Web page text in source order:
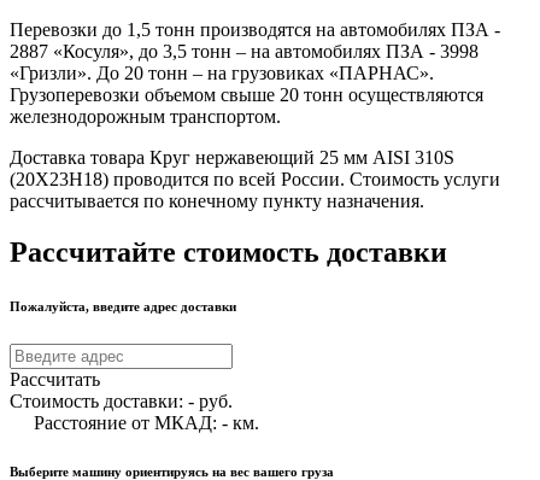
Перевозки до 1,5 тонн производятся на автомобилях ПЗА -
2887 «Косуля», до 3,5 тонн – на автомобилях ПЗА - 3998
«Гризли». До 20 тонн – на грузовиках «ПАРНАС».
Грузоперевозки объемом свыше 20 тонн осуществляются
железнодорожным транспортом.
Доставка товара Круг нержавеющий 25 мм AISI 310S
(20Х23Н18) проводится по всей России. Стоимость услуги
рассчитывается по конечному пункту назначения.
Рассчитайте стоимость доставки
Пожалуйста, введите адрес доставки
Рассчитать
Стоимость доставки: - руб.
Расстояние от МКАД: - км.
Выберите машину ориентируясь на вес вашего груза